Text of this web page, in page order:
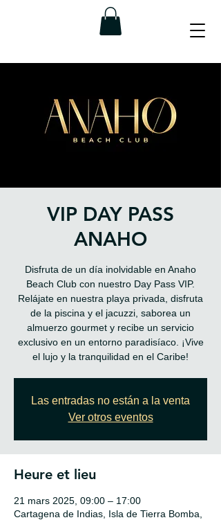
VIP DAY PASS
ANAHO
Disfruta de un día inolvidable en Anaho
Beach Club con nuestro Day Pass VIP.
Relájate en nuestra playa privada, disfruta
de la piscina y el jacuzzi, saborea un
almuerzo gourmet y recibe un servicio
exclusivo en un entorno paradisíaco. ¡Vive
el lujo y la tranquilidad en el Caribe!
Las entradas no están a la venta
Ver otros eventos
Heure et lieu
21 mars 2025, 09:00 – 17:00
Cartagena de Indias, Isla de Tierra Bomba,